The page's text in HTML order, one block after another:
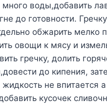
воды,добавить
до готовности.
обжарить мелко
овощи к мясу и
гречку, долить
до кипения,
не впитается
кусочек